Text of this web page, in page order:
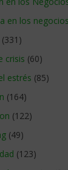
en los negocios
(331)
crisis (60)
estrés (85)
(164)
(122)
(49)
(123)